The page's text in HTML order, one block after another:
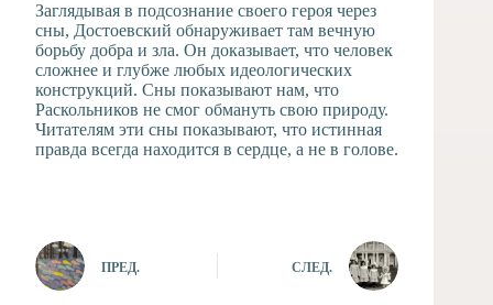
Заглядывая в подсознание своего героя через
сны, Достоевский обнаруживает там вечную
борьбу добра и зла. Он доказывает, что человек
сложнее и глубже любых идеологических
конструкций. Сны показывают нам, что
Раскольников не смог обмануть свою природу.
Читателям эти сны показывают, что истинная
правда всегда находится в сердце, а не в голове.
ПРЕД. СЛЕД.